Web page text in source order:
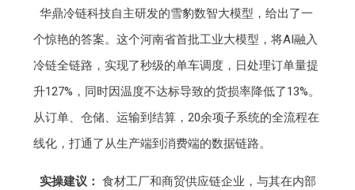
华鼎冷链科技自主研发的雪豹数智大模型，给出了一
个惊艳的答案。这个河南省首批工业大模型，将AI融入
冷链全链路，实现了秒级的单车调度，日处理订单量提
升127%，同时因温度不达标导致的货损率降低了13%。
从订单、仓储、运输到结算，20余项子系统的全流程在
线化，打通了从生产端到消费端的数据链路。
实操建议： 食材工厂和商贸供应链企业，与其在内部